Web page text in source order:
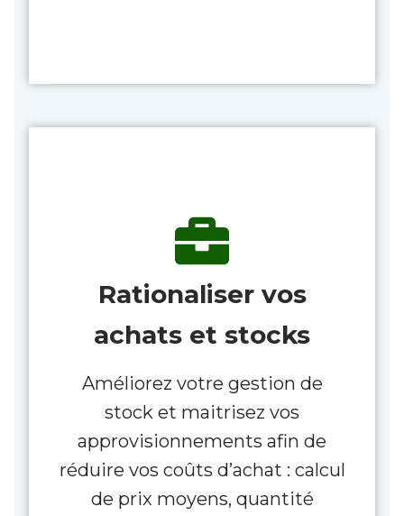
Rationaliser vos
achats et stocks
Améliorez votre gestion de
stock et maitrisez vos
approvisionnements afin de
réduire vos coûts d’achat : calcul
de prix moyens, quantité